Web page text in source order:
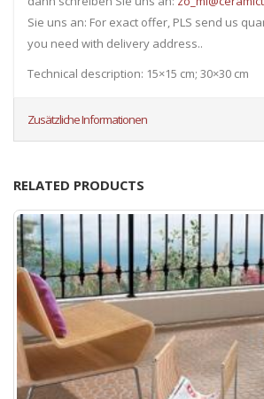
Sie uns an: For exact offer, PLS send us
you need with delivery address..
Technical description: 15×15 cm; 30×30 cm
Zusätzliche Informationen
RELATED PRODUCTS